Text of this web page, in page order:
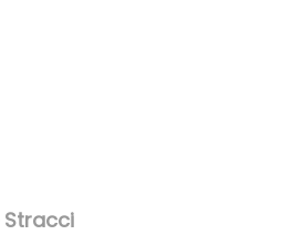
Stracci